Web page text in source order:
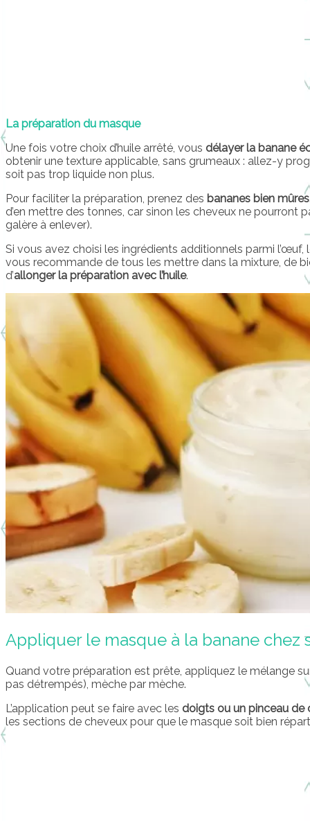
La préparation du masque
Une fois votre choix d’huile arrêté, vous délayer la banane
obtenir une texture applicable, sans grumeaux : allez-y
soit pas trop liquide non plus.
Pour faciliter la préparation, prenez des bananes bien mûres
d’en mettre des tonnes, car sinon les cheveux ne pourront
galère à enlever).
Si vous avez choisi les ingrédients additionnels parmi l’œuf,
vous recommande de tous les mettre dans la mixture, de
d’allonger la préparation avec l’huile.
Appliquer le masque à la banane chez
Quand votre préparation est prête, appliquez le mélange
pas détrempés), mèche par mèche.
L’application peut se faire avec les doigts ou un pinceau de
les sections de cheveux pour que le masque soit bien